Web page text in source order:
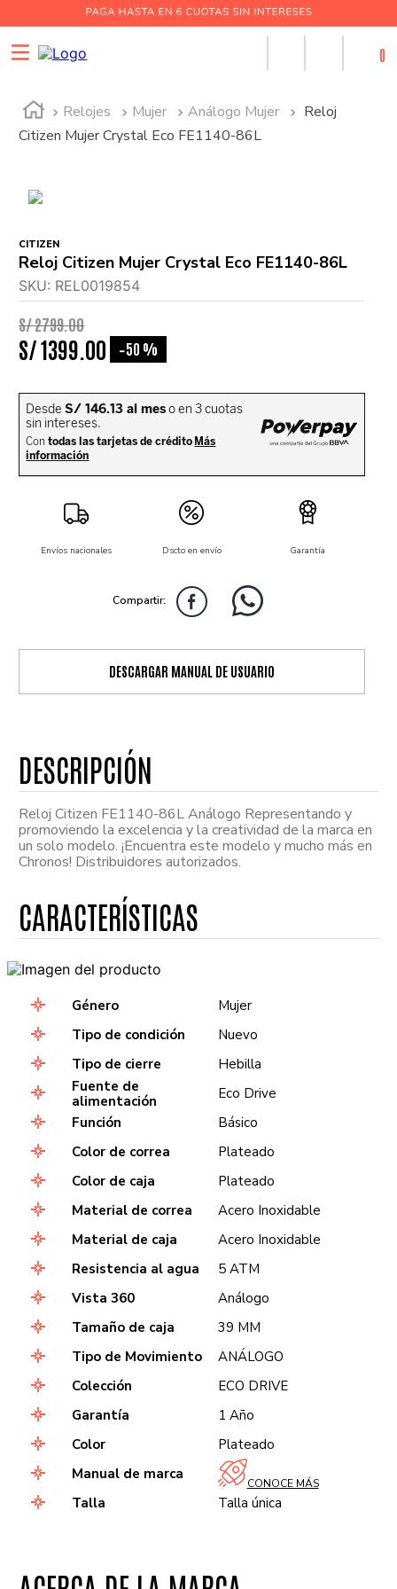
0
Relojes Mujer Análogo Mujer
Reloj
Citizen Mujer Crystal Eco FE1140-86L
CITIZEN
Reloj Citizen Mujer Crystal Eco FE1140-86L
SKU: REL0019854
S/2799.00
S/1399 00 -50 %
Envíos nacionales Dscto en envío Garantía
DESCARGAR MANUAL DE USUARIO
Reloj Citizen FE1140-86L Análogo Representando y
promoviendo la excelencia y la creatividad de la marca en
un solo modelo. ¡Encuentra este modelo y mucho más en
Chronos! Distribuidores autorizados.
Género
Mujer
Tipo de condición
Nuevo
Tipo de cierre
Hebilla
Fuente de
alimentación
Eco Drive
Función
Básico
Color de correa
Plateado
Color de caja
Plateado
Material de correa
Acero Inoxidable
Material de caja
Acero Inoxidable
Resistencia al agua
5 ATM
Vista 360
Análogo
Tamaño de caja
39 MM
Tipo de Movimiento
ANÁLOGO
Colección
ECO DRIVE
Garantía
1 Año
Color
Plateado
Manual de marca
CONOCE MÁS
Talla Talla única